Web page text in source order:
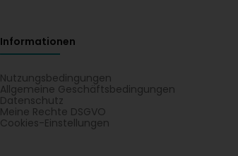
Informationen
Nutzungsbedingungen
Allgemeine Geschäftsbedingungen
Datenschutz
Meine Rechte DSGVO
Cookies-Einstellungen